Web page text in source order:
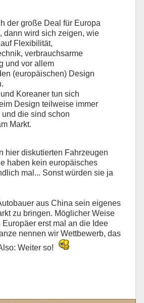
der große Deal für Europa
dann wird sich zeigen, wie
Flexibilität,
verbrauchsarme
und vor allem
(europäischen) Design
Koreaner tun sich
Design teilweise immer
die sind schon
Markt.
hier diskutierten Fahrzeugen
haben kein europäisches
mal... Sonst würden sie ja
aus China sein eigenes
zu bringen. Möglicher Weise
erst mal an die Idee
nennen wir Wettbewerb, das
Weiter so!